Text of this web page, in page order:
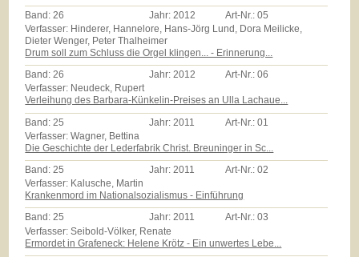
Band: 26 Jahr: 2012 Art-Nr.:05
Verfasser: Hinderer, Hannelore, Hans-Jörg Lund, Dora Meilicke,
Dieter Wenger, Peter Thalheimer
Drum soll zum Schluss die Orgel klingen... - Erinnerung...
Band:26 Jahr:2012 Art-Nr.:06
Verfasser: Neudeck, Rupert
Verleihung des Barbara-Künkelin-Preises an Ulla Lachaue...
Band: 25 Jahr: 2011 Art-Nr.:01
Verfasser: Wagner, Bettina
Die Geschichte der Lederfabrik Christ. Breuninger in Sc...
Band:25 Jahr:2011 Art-Nr.:02
Verfasser: Kalusche, Martin
Krankenmord im Nationalsozialismus - Einführung
Band:25 Jahr:2011 Art-Nr.:03
Verfasser: Seibold-Völker, Renate
Ermordet in Grafeneck: Helene Krötz - Ein unwertes Lebe...